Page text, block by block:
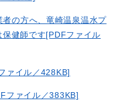
の方へ、竜崎温泉温水プ
健師です[PDFファイル
ァイル／428KB]
ファイル／383KB]